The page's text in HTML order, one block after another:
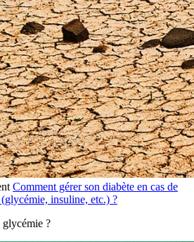
Comment gérer son diabète en cas de
insuline, etc.) ?
glycémie ?